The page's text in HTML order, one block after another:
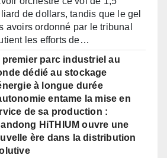
de dollars, tandis que le gel
avoirs ordonné par le tribunal
les efforts de…
premier parc industriel au
dédié au stockage
à longue durée
entame la mise en
de sa production :
HiTHIUM ouvre une
ère dans la distribution